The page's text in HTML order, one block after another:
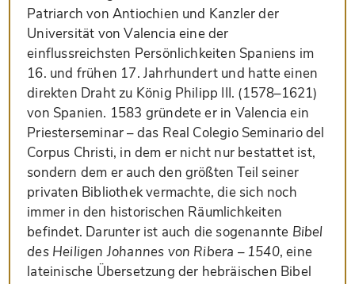
Patriarch von Antiochien und Kanzler der
Universität von Valencia eine der
einflussreichsten Persönlichkeiten Spaniens im
16. und frühen 17. Jahrhundert und hatte einen
direkten Draht zu König Philipp III. (1578–1621)
von Spanien. 1583 gründete er in Valencia ein
Priesterseminar – das Real Colegio Seminario del
Corpus Christi, in dem er nicht nur bestattet ist,
sondern dem er auch den größten Teil seiner
privaten Bibliothek vermachte, die sich noch
immer in den historischen Räumlichkeiten
befindet. Darunter ist auch die sogenannte Bibel
des Heiligen Johannes von Ribera – 1540, eine
lateinische Übersetzung der hebräischen Bibel